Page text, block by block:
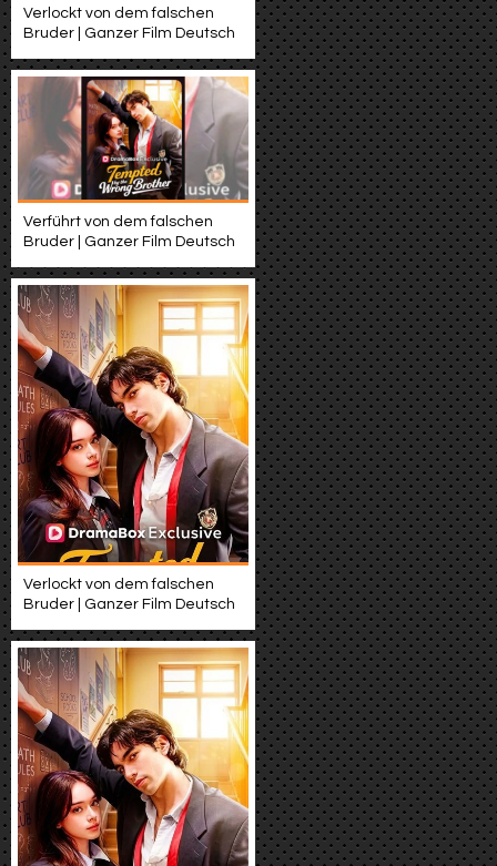
Verlockt von dem falschen
Bruder | Ganzer Film Deutsch
Verführt von dem falschen
Bruder | Ganzer Film Deutsch
Verlockt von dem falschen
Bruder | Ganzer Film Deutsch